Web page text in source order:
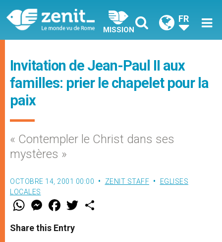
MISSION
FR
Invitation de Jean-Paul II aux
familles: prier le chapelet pour la
paix
« Contempler le Christ dans ses
mystères »
OCTOBRE 14, 2001 00:00 ZENIT STAFF
EGLISES
LOCALES
W
t
s
M
e
s
e
F
a
e
b
w
Share this Entry